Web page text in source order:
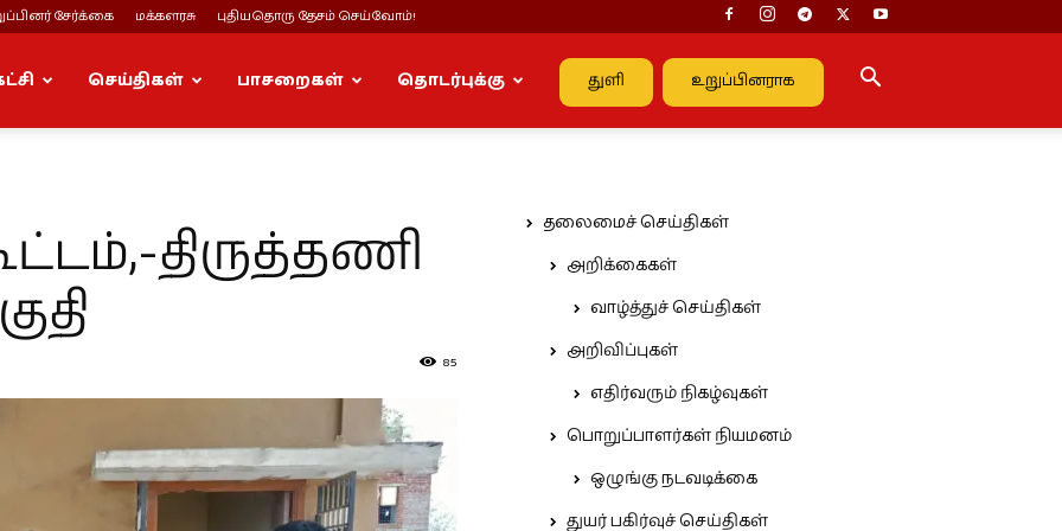
சேர்க்கை மக்களரசு புதியதொரு தேசம் செய்வோம்!
துளி உறுப்பினராக
செய்திகள் பாசறைகள் தொடர்புக்கு
திருத்தணி
85
தலைமைச் செய்திகள்
அறிக்கைகள்
வாழ்த்துச் செய்திகள்
அறிவிப்புகள்
எதிர்வரும் நிகழ்வுகள்
பொறுப்பாளர்கள் நியமனம்
ஒழுங்கு நடவடிக்கை
துயர் பகிர்வுச் செய்திகள்